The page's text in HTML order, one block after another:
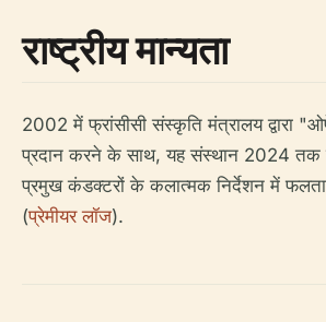
राष्ट्रीय मान्यता
2002 में फ्रांसीसी संस्कृति मंत्रालय द्वारा
प्रदान करने के साथ, यह संस्थान 2024 तक
प्रमुख कंडक्टरों के कलात्मक निर्देशन में
(प्रेमीयर लॉज).